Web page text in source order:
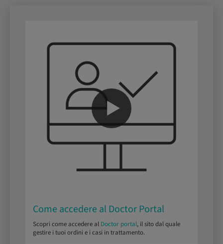
Come accedere al Doctor Portal
Scopri come accedere al Doctor portal, il sito dal quale
gestire i tuoi ordini e i casi in trattamento.